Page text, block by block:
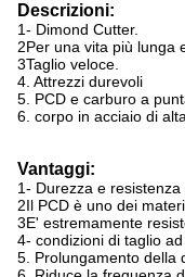
Descrizioni:
1- Dimond Cutter.
2Per una vita più lunga
3Taglio veloce.
4. Attrezzi durevoli
5. PCD e carburo a
6. corpo in acciaio di
Vantaggi:
1- Durezza e
2Il PCD è uno dei
3E' estremamente
4- condizioni di taglio
5. Prolungamento della